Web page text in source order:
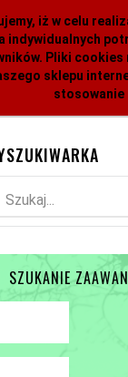
iż w celu
indywidualnych
Pliki
sklepu
stosowanie
Szukaj...
SZUKANIE